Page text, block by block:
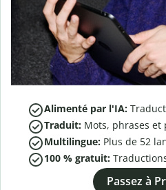
Alimenté par l'IA:
Traduit: Mots, phrases et
Multilingue: Plus de 52
100 % gratuit:
Passez à